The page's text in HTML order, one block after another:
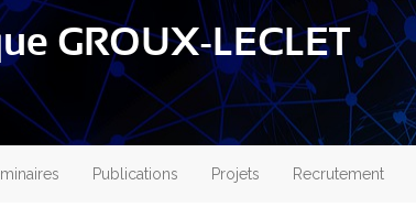
GROUX-LECLET
Publications Projets Recrutement